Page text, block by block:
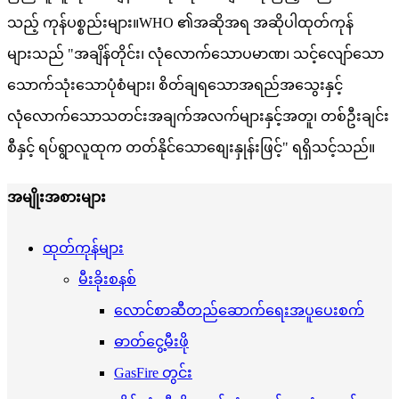
သည့် ကုန်ပစ္စည်းများ။WHO ၏အဆိုအရ အဆိုပါထုတ်ကုန်
များသည် "အချိန်တိုင်း၊ လုံလောက်သောပမာဏ၊ သင့်လျော်သော
သောက်သုံးသောပုံစံများ၊ စိတ်ချရသောအရည်အသွေးနှင့်
လုံလောက်သောသတင်းအချက်အလက်များနှင့်အတူ၊ တစ်ဦးချင်း
စီနှင့် ရပ်ရွာလူထုက တတ်နိုင်သောစျေးနှုန်းဖြင့်" ရရှိသင့်သည်။
အမျိုးအစားများ
ထုတ်ကုန်များ
မီးခိုးစနစ်
လောင်စာဆီတည်ဆောက်ရေးအပူပေးစက်
ဓာတ်ငွေ့မီးဖို
GasFire တွင်း